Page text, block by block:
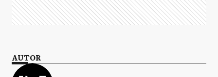
AUTOR